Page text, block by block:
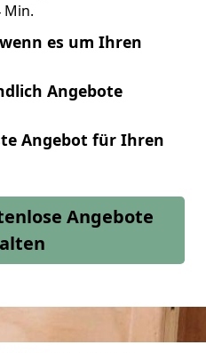
Min.
es um Ihren
Angebote
Angebot für Ihren
Angebote